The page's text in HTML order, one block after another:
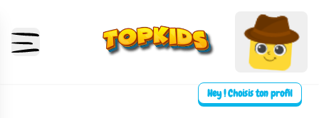
Hey ! Choisis ton profil